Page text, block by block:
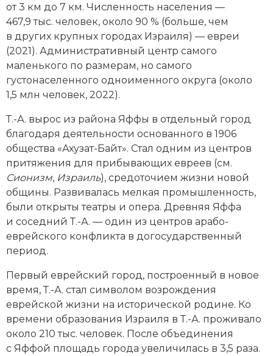
История материальной и духовной культуры
История международных отношений
История, философия, теория и методология
исторического знания
Латинская Америка
Новая история
Новейшая история
Нумизматика
Образование
Политическая история
Революции и народные движения
Религия и церковь
от 3 км до 7 км. Численность населения —
467,9 тыс. человек, около 90 % (больше, чем
в других крупных городах Израиля) — евреи
(2021). Административный центр самого
маленького по размерам, но самого
густонаселенного одноименного округа (около
1,5 млн человек, 2022).
Т.-А. вырос из района Яффы в отдельный город
благодаря деятельности основанного в 1906
общества «Ахузат-Байт». Стал одним из центров
притяжения для прибывающих евреев (см.
Сионизм, Израиль), средоточием жизни новой
общины. Развивалась мелкая промышленность,
были открыты театры и опера. Древняя Яффа
и соседний Т.-А. — один из центров арабо-
еврейского конфликта в догосударственный
период.
Первый еврейский город, построенный в новое
время, Т.-А. стал символом возрождения
еврейской жизни на исторической родине. Ко
времени образования Израиля в Т.-А. проживало
около 210 тыс. человек. После объединения
с Яффой площадь города увеличилась в 3,5 раза.